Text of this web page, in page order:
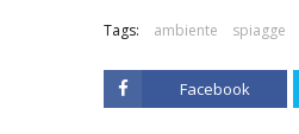
Tags: ambiente spiagge
Facebook